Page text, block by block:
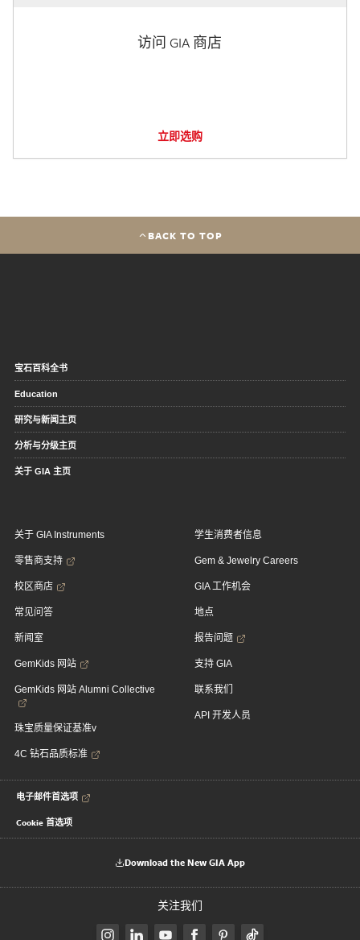
访问 GIA 商店
立即选购
BACK TO TOP
宝石百科全书
Education
研究与新闻主页
分析与分级主页
关于 GIA 主页
关于 GIA Instruments
零售商支持
校区商店
常见问答
新闻室
GemKids 网站
GemKids 网站 Alumni Collective
珠宝质量保证基准v
4C 钻石品质标准
学生消费者信息
Gem & Jewelry Careers
GIA 工作机会
地点
报告问题
支持 GIA
联系我们
API 开发人员
电子邮件首选项
Cookie 首选项
Download the New GIA App
关注我们